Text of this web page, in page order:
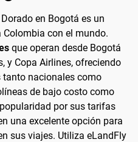
en Bogotá es un
con el mundo.
que operan desde Bogotá
y Copa Airlines, ofreciendo
nacionales como
de bajo costo como
por sus tarifas
una excelente opción para
sus viajes. Utiliza eLandFly